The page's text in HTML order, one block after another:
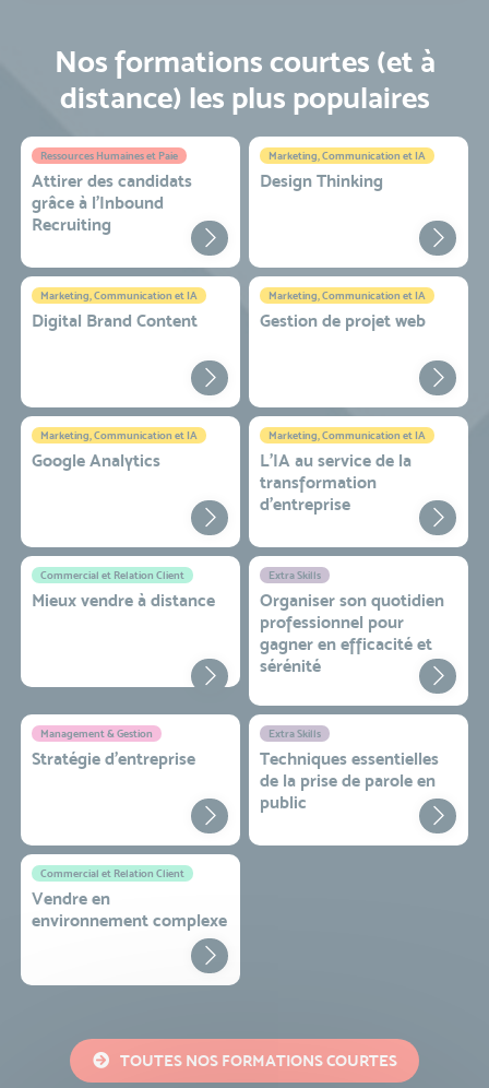
Nos formations courtes (et à
distance) les plus populaires
Ressources Humaines et Paie
Attirer des candidats
grâce à l’Inbound
Recruiting
Marketing, Communication et IA
Design Thinking
Marketing, Communication et IA
Digital Brand Content
Marketing, Communication et IA
Gestion de projet web
Marketing, Communication et IA
Google Analytics
Marketing, Communication et IA
L'IA au service de la
transformation
d'entreprise
Commercial et Relation Client
Mieux vendre à distance
Extra Skills
Organiser son quotidien
professionnel pour
gagner en efficacité et
sérénité
Management & Gestion
Stratégie d’entreprise
Extra Skills
Techniques essentielles
de la prise de parole en
public
Commercial et Relation Client
Vendre en
environnement complexe
TOUTES NOS FORMATIONS COURTES